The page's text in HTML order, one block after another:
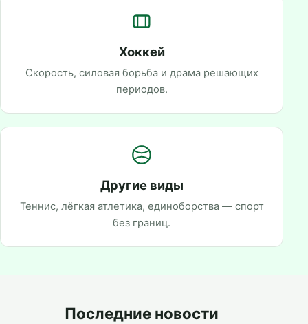
Хоккей
Скорость, силовая борьба и драма решающих
периодов.
Другие виды
Теннис, лёгкая атлетика, единоборства — спорт
без границ.
Последние новости